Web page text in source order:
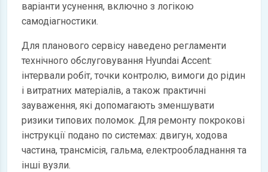
варіанти усунення, включно з логікою
самодіагностики.
Для планового сервісу наведено регламенти
технічного обслуговування Hyundai Accent:
інтервали робіт, точки контролю, вимоги до рідин
і витратних матеріалів, а також практичні
зауваження, які допомагають зменшувати
ризики типових поломок. Для ремонту покрокові
інструкції подано по системах: двигун, ходова
частина, трансмісія, гальма, електрообладнання та
інші вузли.